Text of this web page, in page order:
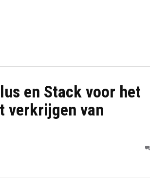
en Stack voor het
verkrijgen van